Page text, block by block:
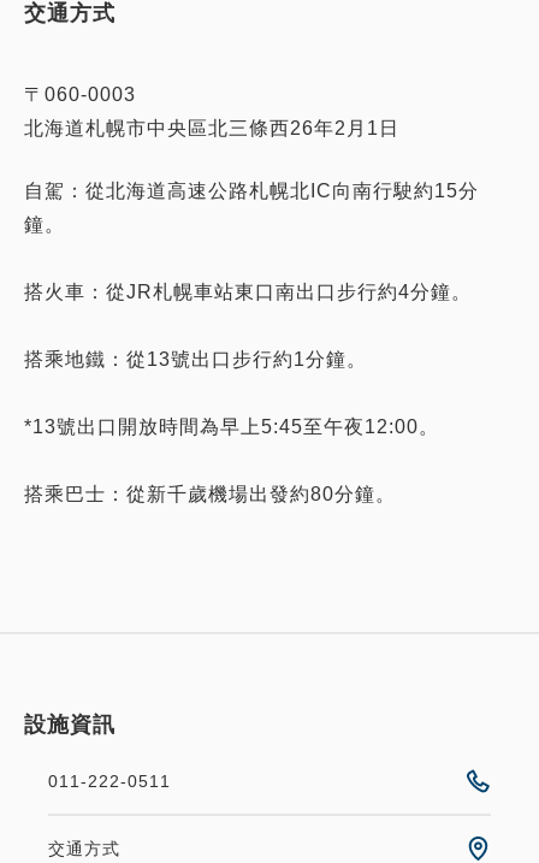
交通方式
〒060-0003
北海道札幌市中央區北三條西26年2月1日
自駕：從北海道高速公路札幌北IC向南行駛約15分
鐘。
搭火車：從JR札幌車站東口南出口步行約4分鐘。
搭乘地鐵：從13號出口步行約1分鐘。
*13號出口開放時間為早上5:45至午夜12:00。
搭乘巴士：從新千歲機場出發約80分鐘。
設施資訊
011-222-0511
交通方式